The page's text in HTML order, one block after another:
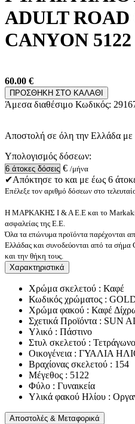
ADULT
CANYON 5122
60.00 €
ΠΡΟΣΘΗΚΗ ΣΤΟ ΚΑΛΑΘΙ
Άμεσα διαθέσιμο Κωδικός:
Αποστολή σε όλη την Ελλάδα
Υπολογισμός δόσεων:
€ /μήνα
✔Απόκτησε το και με έως 6
Επέλεξε τον αριθμό δόσεων στο
Η ΜΑΡΚΑΚΗΣ Ι & Α Ε.Ε και το
ασφαλείας της Ε.Ε.
Όλα τα επώνυμα προϊόντα παρέχονται
Ελλάδας και συνοδεύονται από τα σήμα
και την θήκη τους.
Χαρακτηριστικά
Χρώμα σκελετού : Καφέ
Κωδικός χρώματος :
Χρώμα φακού : Καφέ
Σχετικά Προϊόντα : SUN
Υλικό : Πάστινο
Στυλ σκελετού : Τετράγωνο
Οικογένεια : ΓΥΑΛΙΑ
Βραχίονας σκελετού : 154
Μέγεθος : 5122
Φύλο : Γυναικεία
Υλικά φακού Ηλίου :
Αποστολές & Μεταφορικά